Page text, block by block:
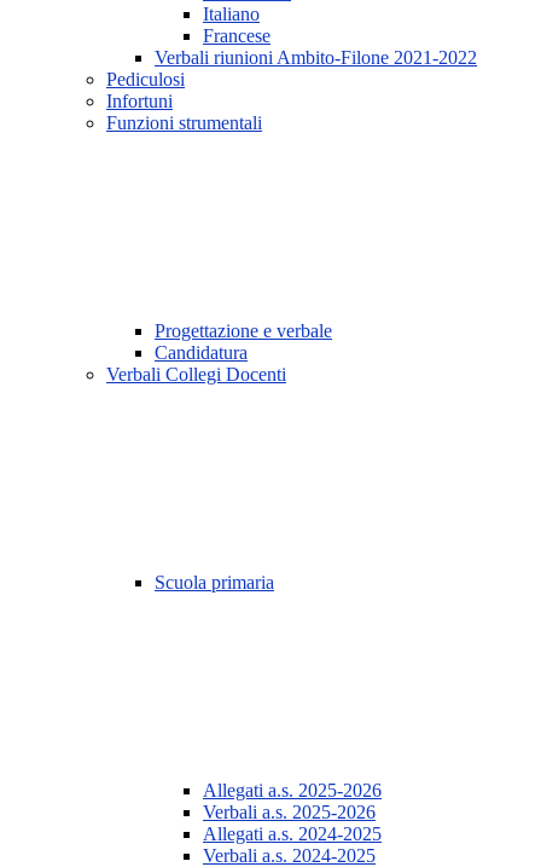
Italiano
Francese
Verbali riunioni Ambito-Filone 2021-2022
Pediculosi
Infortuni
Funzioni strumentali
Progettazione e verbale
Candidatura
Verbali Collegi Docenti
Scuola primaria
Allegati a.s. 2025-2026
Verbali a.s. 2025-2026
Allegati a.s. 2024-2025
Verbali a.s. 2024-2025